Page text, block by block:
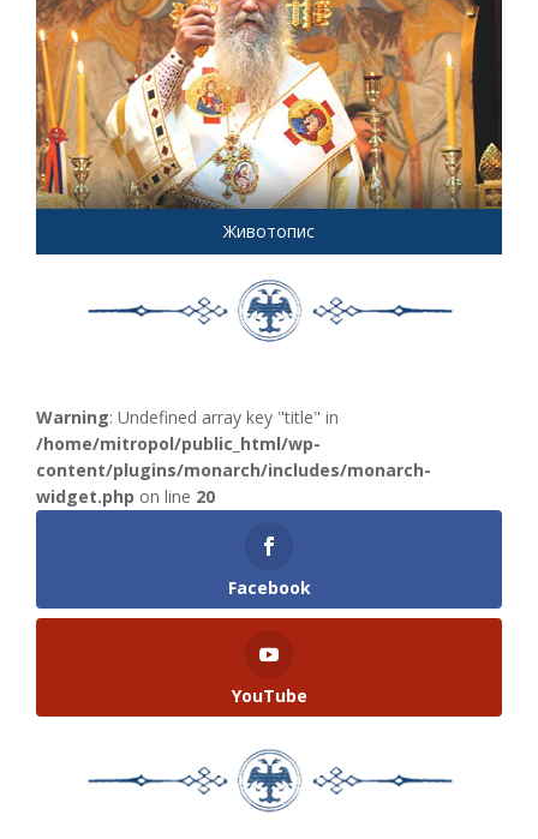
Животопис
Warning: Undefined array key "title" in
/home/mitropol/public_html/wp-
content/plugins/monarch/includes/monarch-
widget.php on line 20
Facebook
YouTube